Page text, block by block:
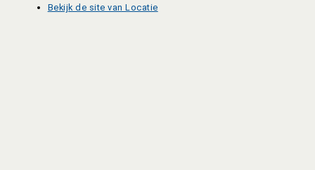
Bekijk de site van Locatie